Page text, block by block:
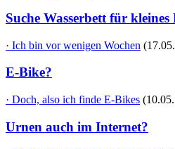
Suche Wasserbett für kleines
· Ich bin vor wenigen Wochen
E-Bike?
· Doch, also ich finde E-Bikes
Urnen auch im Internet?